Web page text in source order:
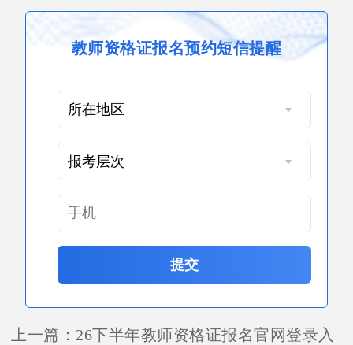
教师资格证报名预约短信提醒
提交
上一篇： 26下半年教师资格证报名官网登录入